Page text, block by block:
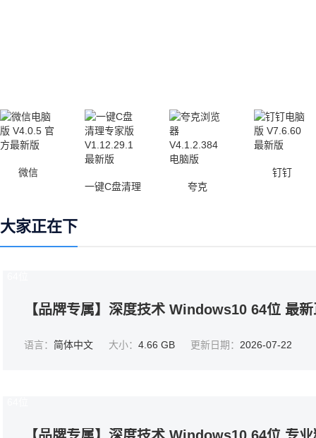
微信
一键C盘清理
夸克
钉钉
大家正在下
【品牌专属】深度技术 Windows10 64位 最
语言： 简体中文 大小： 4.66 GB 更新日期： 2026-07-22